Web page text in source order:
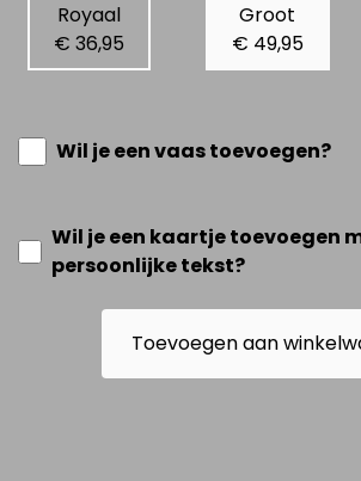
Royaal
€ 36,95
Groot
€ 49,95
Wil je een vaas toevoegen?
Wil je een kaartje toevoegen
persoonlijke tekst?
Toevoegen aan